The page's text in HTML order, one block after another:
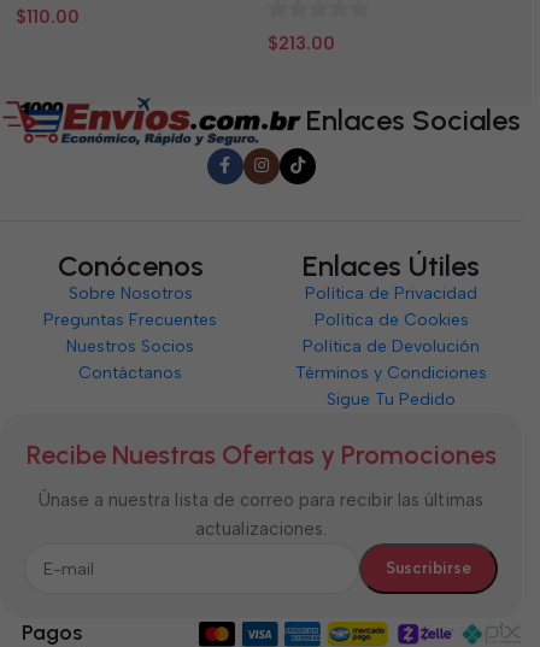
0
$110.00
0
$213.00
Enlaces Sociales
Conócenos
Sobre Nosotros
Preguntas Frecuentes
Nuestros Socios
Contáctanos
Enlaces Útiles
Política de Privacidad
Política de Cookies
Política de Devolución
Términos y Condiciones
Sigue Tu Pedido
Recibe Nuestras Ofertas y Promociones
Únase a nuestra lista de correo para recibir las últimas
actualizaciones.
Pagos